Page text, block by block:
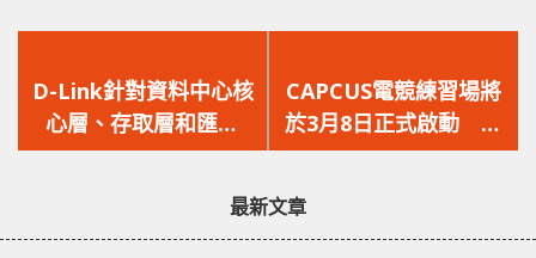
一
篇
文
D-Link針對資料中心核
心層、存取層和匯聚
層 推出 SDN 功能交
一
篇
文
CAPCUS電競練習場將
於3月8日正式啟動 為
各位電競戰隊提供免費
最新文章